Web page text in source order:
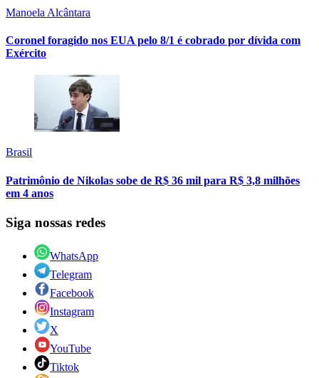
Manoela Alcântara
Coronel foragido nos EUA pelo 8/1 é cobrado por dívida com
Exército
Brasil
Patrimônio de Nikolas sobe de R$ 36 mil para R$ 3,8 milhões
em 4 anos
Siga nossas redes
WhatsApp
Telegram
Facebook
Instagram
X
YouTube
Tiktok